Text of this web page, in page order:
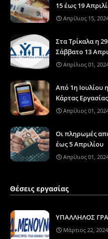
15 έως 19
Απρίλιος 15,
Στα Τρίκαλα η
Σάββατο 13
Απρίλιος 01,
Από 1η Ιουλίου
Κάρτας
Απρίλιος 01,
Οι πληρωμές
έως 5 Απριλίου
Απρίλιος 01,
Θέσεις εργασίας
ΥΠΑΛΛΗΛΟΣ
Μάρτιος 22, 2024